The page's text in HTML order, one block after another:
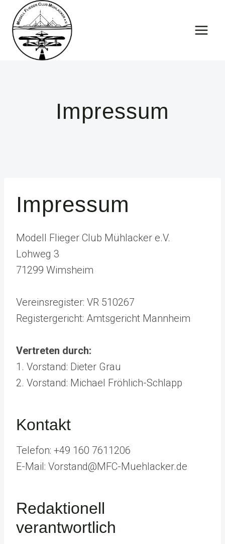
Zum
Inhalt
springen
Impressum
Impressum
Modell Flieger Club Mühlacker e.V.
Lohweg 3
71299 Wimsheim
Vereinsregister: VR 510267
Registergericht: Amtsgericht Mannheim
Vertreten durch:
1. Vorstand: Dieter Grau
2. Vorstand: Michael Fröhlich-Schlapp
Kontakt
Telefon: +49 160 7611206
E-Mail: Vorstand@MFC-Muehlacker.de
Redaktionell
verantwortlich